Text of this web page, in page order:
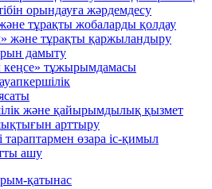
орындауға жәрдемдесу
тұрақты жобаларды қолдау
және тұрақты қаржыландыру
дамыту
тұжырымдамасы
және қайырымдылық қызмет
арттыру
тараптармен өзара іс-қимыл
ашу
қатынас